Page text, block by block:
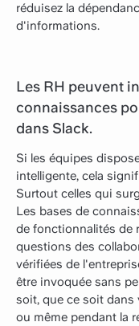
réduisez la
d'informations.
Les RH peuvent
connaissances
dans Slack.
Si les équipes
intelligente, cela
Surtout celles qui
Les bases de
de fonctionnalités de
questions des
vérifiées de
être invoquée sans
soit, que ce soit dans
ou même pendant la